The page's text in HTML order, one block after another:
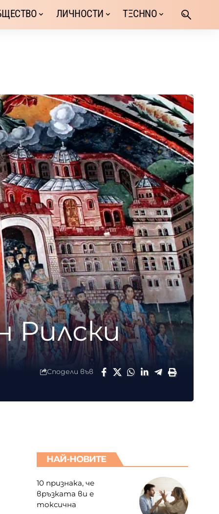
ЛИЧНОСТИ TΞCHNO
Рилски
Сподели във
НАЙ-НОВИТЕ
10 признака, че
връзката ви е
токсична